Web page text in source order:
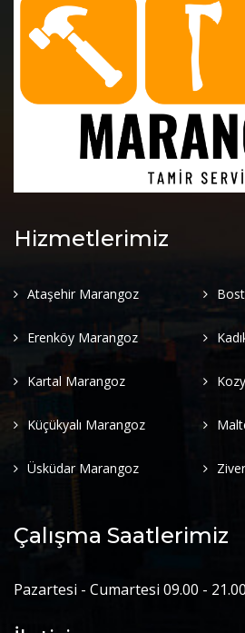
Hizmetlerimiz
Ataşehir Marangoz
Erenköy Marangoz
Kartal Marangoz
Küçükyalı Marangoz
Üsküdar Marangoz
Çalışma Saatlerimiz
Pazartesi - Cumartesi 09.00 - 21.00